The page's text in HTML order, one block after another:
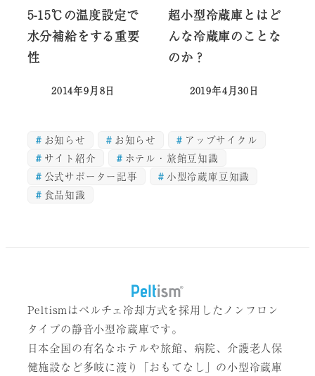
5-15℃の温度設定で
水分補給をする重要
性
投稿日
2014年9月8日
超小型冷蔵庫とはど
んな冷蔵庫のことな
のか？
投稿日
2019年4月30日
お知らせ お知らせ
アップサイクル
サイト紹介
ホテル・旅館豆知識
公式サポーター記事
小型冷蔵庫豆知識
食品知識
Peltismはペルチェ冷却方式を採用したノンフロン
タイプの静音小型冷蔵庫です。
日本全国の有名なホテルや旅館、病院、介護老人保
健施設など多岐に渡り「おもてなし」の小型冷蔵庫